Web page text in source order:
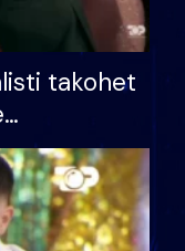
takohet
letër